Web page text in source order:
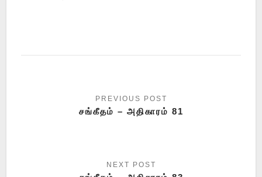
சங்கீதம் – அதிகாரம் 81